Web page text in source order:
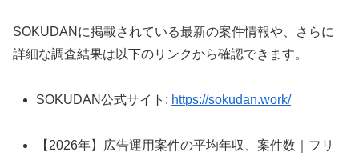
SOKUDANに掲載されている最新の案件情報や、さらに
詳細な調査結果は以下のリンクから確認できます。
SOKUDAN公式サイト: https://sokudan.work/
【2026年】広告運用案件の平均年収、案件数｜フリ